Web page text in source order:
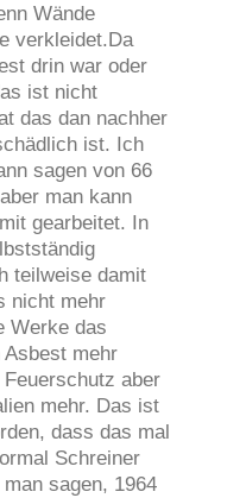
Wände
verkleidet.Da
drin war oder
ist nicht
das dan nachher
ist. Ich
sagen von 66
man kann
gearbeitet. In
teilweise damit
nicht mehr
Werke das
mehr
aber
mehr. Das ist
dass das mal
Schreiner
sagen, 1964